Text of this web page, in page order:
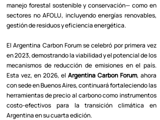
manejo forestal sostenible y conservación— como en
sectores no AFOLU, incluyendo energías renovables,
gestión de residuos y eficiencia energética.
El Argentina Carbon Forum se celebró por primera vez
en 2023, demostrando la viabilidad y el potencial de los
mecanismos de reducción de emisiones en el país.
Esta vez, en 2026, el Argentina Carbon Forum, ahora
con sede en Buenos Aires, continuará fortaleciendo las
herramientas de precio al carbono como instrumentos
costo-efectivos para la transición climática en
Argentina en su cuarta edición.